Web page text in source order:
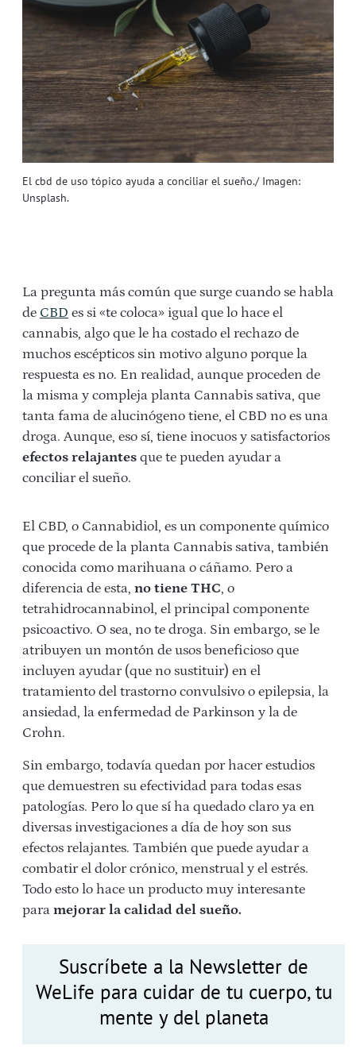
El cbd de uso tópico ayuda a conciliar el sueño./ Imagen:
Unsplash.
La pregunta más común que surge cuando se habla
de CBD es si «te coloca» igual que lo hace el
cannabis, algo que le ha costado el rechazo de
muchos escépticos sin motivo alguno porque la
respuesta es no. En realidad, aunque proceden de
la misma y compleja planta Cannabis sativa, que
tanta fama de alucinógeno tiene, el CBD no es una
droga. Aunque, eso sí, tiene inocuos y satisfactorios
efectos relajantes que te pueden ayudar a
conciliar el sueño.
El CBD, o Cannabidiol, es un componente químico
que procede de la planta Cannabis sativa, también
conocida como marihuana o cáñamo. Pero a
diferencia de esta, no tiene THC, o
tetrahidrocannabinol, el principal componente
psicoactivo. O sea, no te droga. Sin embargo, se le
atribuyen un montón de usos beneficioso que
incluyen ayudar (que no sustituir) en el
tratamiento del trastorno convulsivo o epilepsia, la
ansiedad, la enfermedad de Parkinson y la de
Crohn.
Sin embargo, todavía quedan por hacer estudios
que demuestren su efectividad para todas esas
patologías. Pero lo que sí ha quedado claro ya en
diversas investigaciones a día de hoy son sus
efectos relajantes. También que puede ayudar a
combatir el dolor crónico, menstrual y el estrés.
Todo esto lo hace un producto muy interesante
para mejorar la calidad del sueño.
Suscríbete a la Newsletter de
WeLife para cuidar de tu cuerpo, tu
mente y del planeta